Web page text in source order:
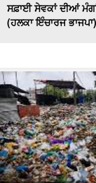
ਸਫ਼ਾਈ ਸੇਵਕਾਂ ਦੀਆਂ
(ਹਲਕਾ ਇੰਚਾਰਜ ਭਾਜਪਾ)